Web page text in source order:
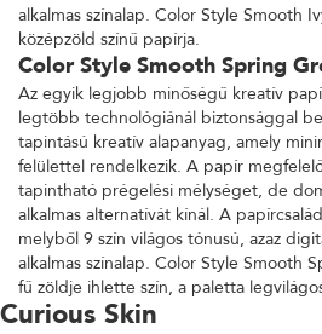
alkalmas színalap. Color Style Smooth
középzöld színű papírja.
Color Style Smooth Spring
Az egyik legjobb minőségű kreatív
legtöbb technológiánál biztonsággal
tapintású kreatív alapanyag, amely
felülettel rendelkezik. A papír
tapintható prégelési mélységet, de
alkalmas alternatívát kínál. A
melyből 9 szín világos tónusú, azaz
alkalmas színalap. Color Style Smooth
fű zöldje ihlette szín, a paletta
Curious Skin